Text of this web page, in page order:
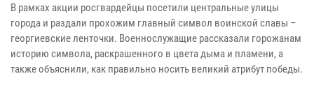
В рамках акции росгвардейцы посетили центральные улицы
города и раздали прохожим главный символ воинской славы –
георгиевские ленточки. Военнослужащие рассказали горожанам
историю символа, раскрашенного в цвета дыма и пламени, а
также объяснили, как правильно носить великий атрибут победы.